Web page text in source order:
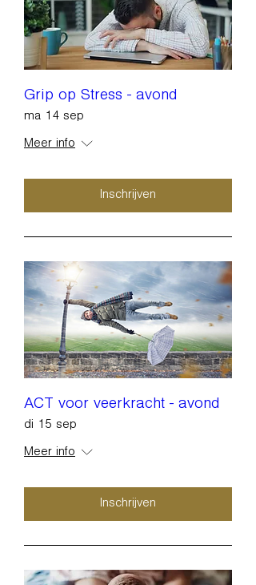
Grip op Stress - avond
ma 14 sep
Meer info
Inschrijven
ACT voor veerkracht - avond
di 15 sep
Meer info
Inschrijven